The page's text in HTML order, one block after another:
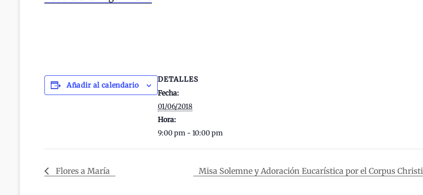
Añadir al calendario
DETALLES
Fecha:
01/06/2018
Hora:
9:00 pm - 10:00 pm
Flores a María Misa Solemne y Adoración Eucarística por el Corpus Christi